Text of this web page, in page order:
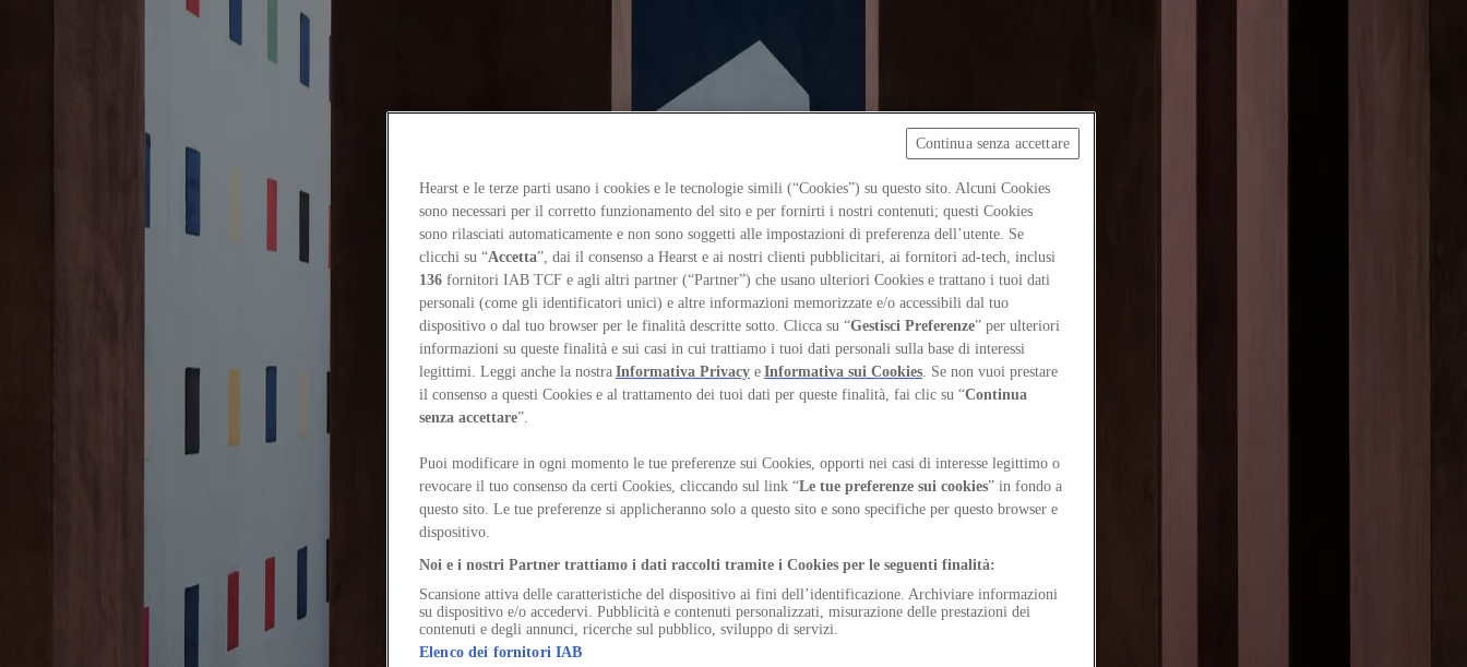
About: x Besana Carpet Lab / Marco Valenti
Colori e filati disegnano lo spazio attraverso la tecnica dell’intarsio, che inserisce elementi tessili differenti per costruire configurazioni e contrasti
The Global Architecture Platforfm
Hearst e le terze parti usano i cookies e le tecnologie simili (“Cookies”) su questo sito. Alcuni Cookies
sono necessari per il corretto funzionamento del sito e per fornirti i nostri contenuti; questi Cookies
sono rilasciati automaticamente e non sono soggetti alle impostazioni di preferenza dell’utente. Se
clicchi su “Accetta”, dai il consenso a Hearst e ai nostri clienti pubblicitari, ai fornitori ad-tech, inclusi
136 fornitori IAB TCF e agli altri partner (“Partner”) che usano ulteriori Cookies e trattano i tuoi dati
personali (come gli identificatori unici) e altre informazioni memorizzate e/o accessibili dal tuo
dispositivo o dal tuo browser per le finalità descritte sotto. Clicca su “Gestisci Preferenze” per ulteriori
informazioni su queste finalità e sui casi in cui trattiamo i tuoi dati personali sulla base di interessi
legittimi. Leggi anche la nostraInformativa Privacy eInformativa sui Cookies. Se non vuoi prestare
il consenso a questi Cookies e al trattamento dei tuoi dati per queste finalità, fai clic su “Continua
senza accettare”.
Puoi modificare in ogni momento le tue preferenze sui Cookies, opporti nei casi di interesse legittimo o
revocare il tuo consenso da certi Cookies, cliccando sul link “Le tue preferenze sui cookies” in fondo a
questo sito. Le tue preferenze si applicheranno solo a questo sito e sono specifiche per questo browser e
dispositivo.
Noi e i nostri Partner trattiamo i dati raccolti tramite i Cookies per le seguenti finalità:
Scansione attiva delle caratteristiche del dispositivo ai fini dell’identificazione. Archiviare informazioni
su dispositivo e/o accedervi. Pubblicità e contenuti personalizzati, misurazione delle prestazioni dei
contenuti e degli annunci, ricerche sul pubblico, sviluppo di servizi.
Elenco dei fornitori IAB
Continua senza accettare